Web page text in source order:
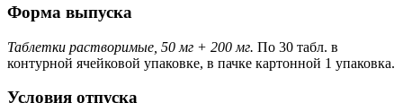
Форма выпуска
Таблетки растворимые, 50 мг + 200 мг. По 30 табл. в
контурной ячейковой упаковке, в пачке картонной 1 упаковка.
Условия отпуска